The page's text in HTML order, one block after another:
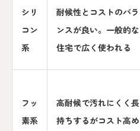
シリ
コン
系
耐候性とコストのバラ
ンスが良い。一般的な
住宅で広く使われる
フッ
素系
高耐候で汚れにくく長
持ちするがコスト高め